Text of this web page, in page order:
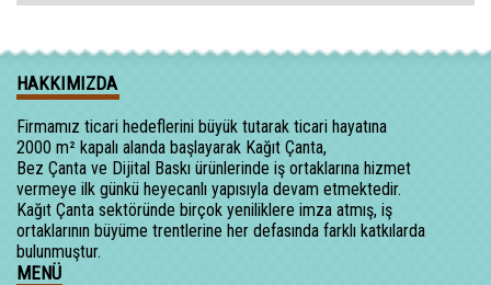
HAKKIMIZDA
Firmamız ticari hedeflerini büyük tutarak ticari hayatına
2000 m² kapalı alanda başlayarak Kağıt Çanta,
Bez Çanta ve Dijital Baskı ürünlerinde iş ortaklarına hizmet
vermeye ilk günkü heyecanlı yapısıyla devam etmektedir.
Kağıt Çanta sektöründe birçok yeniliklere imza atmış, iş
ortaklarının büyüme trentlerine her defasında farklı katkılarda
bulunmuştur.
MENÜ